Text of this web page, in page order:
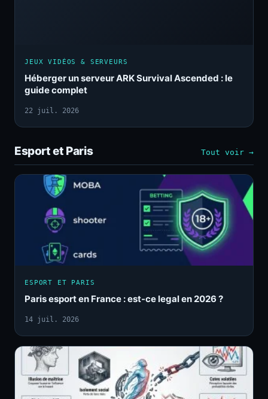
JEUX VIDÉOS & SERVEURS
Héberger un serveur ARK Survival Ascended : le
guide complet
22 juil. 2026
Esport et Paris Tout voir →
ESPORT ET PARIS
Paris esport en France : est-ce legal en 2026 ?
14 juil. 2026